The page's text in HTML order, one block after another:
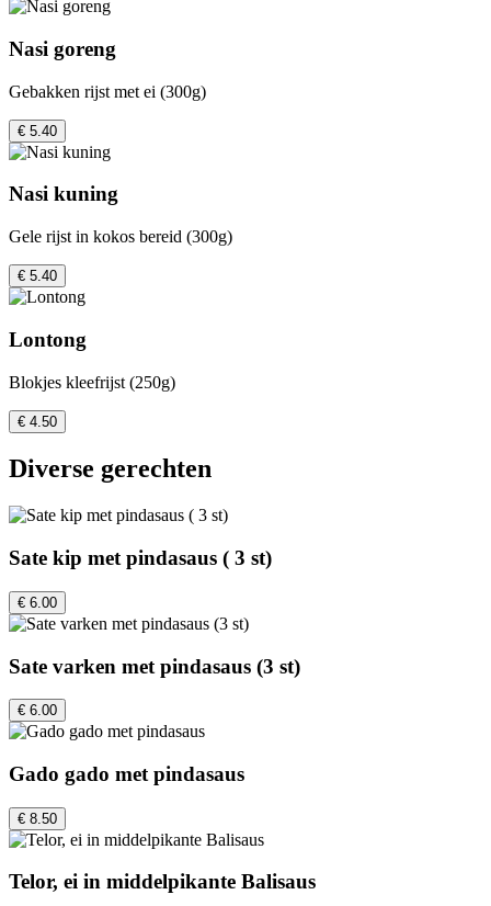
Nasi goreng
Gebakken rijst met ei (300g)
€ 5.40
Nasi kuning
Gele rijst in kokos bereid (300g)
€ 5.40
Lontong
Blokjes kleefrijst (250g)
€ 4.50
Diverse gerechten
Sate kip met pindasaus ( 3 st)
€ 6.00
Sate varken met pindasaus (3 st)
€ 6.00
Gado gado met pindasaus
€ 8.50
Telor, ei in middelpikante Balisaus